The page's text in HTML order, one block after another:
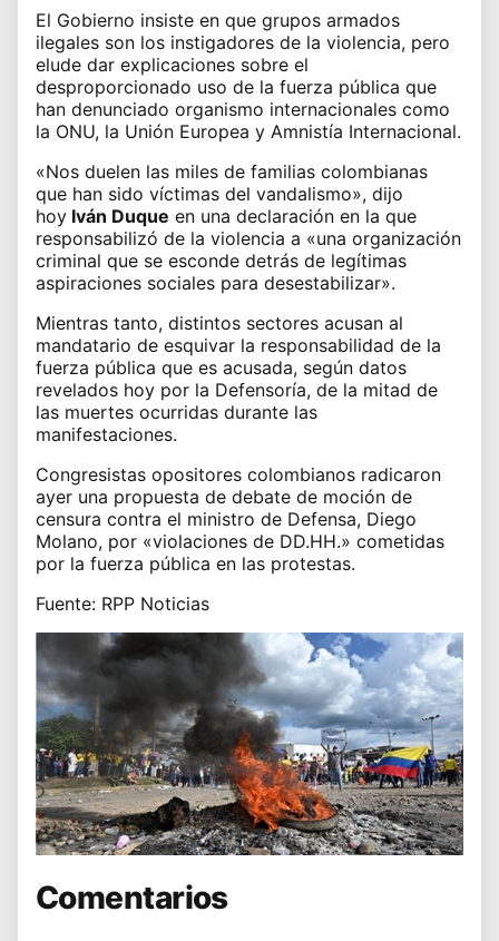
El Gobierno insiste en que grupos armados
ilegales son los instigadores de la violencia, pero
elude dar explicaciones sobre el
desproporcionado uso de la fuerza pública que
han denunciado organismo internacionales como
la ONU, la Unión Europea y Amnistía Internacional.
«Nos duelen las miles de familias colombianas
que han sido víctimas del vandalismo», dijo
hoy Iván Duque en una declaración en la que
responsabilizó de la violencia a «una organización
criminal que se esconde detrás de legítimas
aspiraciones sociales para desestabilizar».
Mientras tanto, distintos sectores acusan al
mandatario de esquivar la responsabilidad de la
fuerza pública que es acusada, según datos
revelados hoy por la Defensoría, de la mitad de
las muertes ocurridas durante las
manifestaciones.
Congresistas opositores colombianos radicaron
ayer una propuesta de debate de moción de
censura contra el ministro de Defensa, Diego
Molano, por «violaciones de DD.HH.» cometidas
por la fuerza pública en las protestas.
Fuente: RPP Noticias
Comentarios